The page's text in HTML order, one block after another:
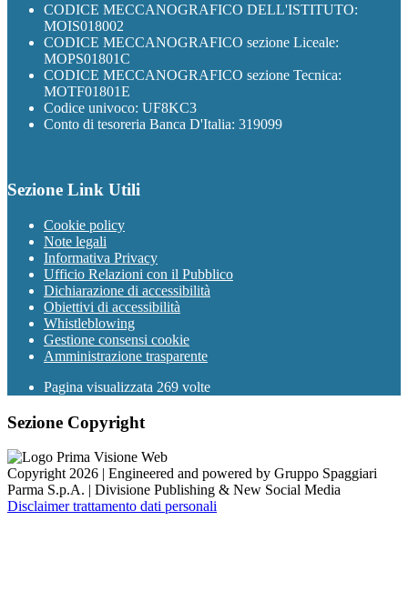
CODICE MECCANOGRAFICO DELL'ISTITUTO:
MOIS018002
CODICE MECCANOGRAFICO sezione Liceale:
MOPS01801C
CODICE MECCANOGRAFICO sezione Tecnica:
MOTF01801E
Codice univoco: UF8KC3
Conto di tesoreria Banca D'Italia: 319099
Sezione Link Utili
Cookie policy
Note legali
Informativa Privacy
Ufficio Relazioni con il Pubblico
Dichiarazione di accessibilità
Obiettivi di accessibilità
Whistleblowing
Gestione consensi cookie
Amministrazione trasparente
Pagina visualizzata 269 volte
Sezione Copyright
Copyright 2026 | Engineered and powered by Gruppo Spaggiari
Parma S.p.A. | Divisione Publishing & New Social Media
Disclaimer trattamento dati personali